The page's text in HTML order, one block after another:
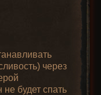
через
будет спать